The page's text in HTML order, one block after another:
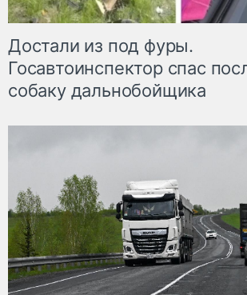
Достали из под фуры.
Госавтоинспектор спас
собаку дальнобойщика